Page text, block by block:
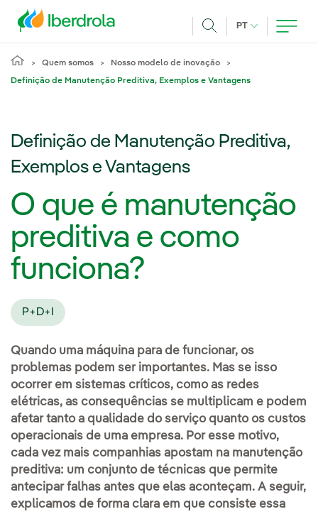
PT IDIOMA ATUAL,
Quem somos Nosso modelo de inovação
Definição de Manutenção Preditiva, Exemplos e Vantagens
Definição de Manutenção Preditiva,
Exemplos e Vantagens
O que é manutenção
preditiva e como
funciona?
P+D+I
Quando uma máquina para de funcionar, os
problemas podem ser importantes. Mas se isso
ocorrer em sistemas críticos, como as redes
elétricas, as consequências se multiplicam e podem
afetar tanto a qualidade do serviço quanto os custos
operacionais de uma empresa. Por esse motivo,
cada vez mais companhias apostam na manutenção
preditiva: um conjunto de técnicas que permite
antecipar falhas antes que elas aconteçam. A seguir,
explicamos de forma clara em que consiste essa